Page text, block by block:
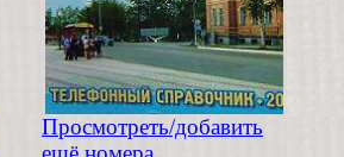
Просмотреть/добавить